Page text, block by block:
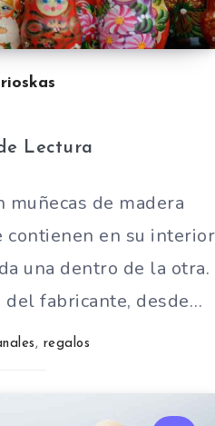
Lectura
muñecas de madera
contienen en su interior
una dentro de la otra.
del fabricante, desde…
, regalos